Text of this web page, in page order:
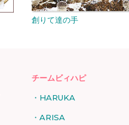
創りて達の手
チームビィハピ
HARUKA
ARISA